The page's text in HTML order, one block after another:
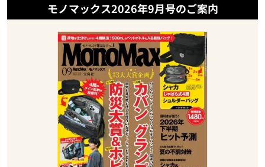
モノマックス2026年9月号のご案内